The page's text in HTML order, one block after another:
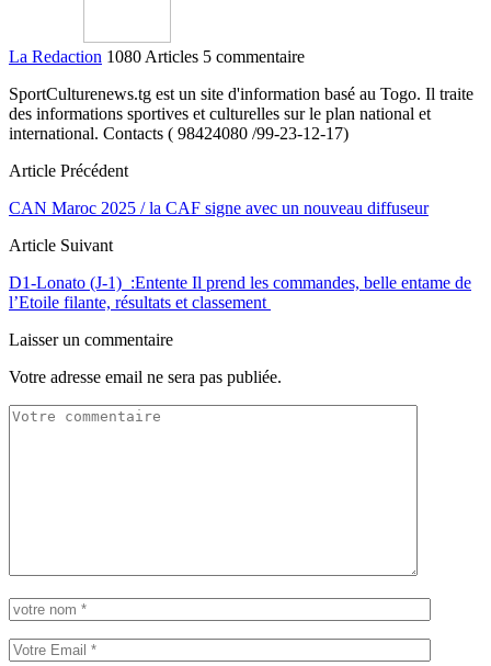
La Redaction 1080 Articles 5 commentaire
SportCulturenews.tg est un site d'information basé au Togo. Il traite
des informations sportives et culturelles sur le plan national et
international. Contacts ( 98424080 /99-23-12-17)
Article Précédent
CAN Maroc 2025 / la CAF signe avec un nouveau diffuseur
Article Suivant
D1-Lonato (J-1) :Entente Il prend les commandes, belle entame de
l’Etoile filante, résultats et classement
Laisser un commentaire
Votre adresse email ne sera pas publiée.